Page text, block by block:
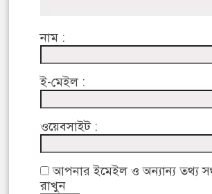
নাম :
ই-মেইল :
ওয়েবসাইট :
আপনার ইমেইল ও অন্যান্য তথ্য
রাখুন